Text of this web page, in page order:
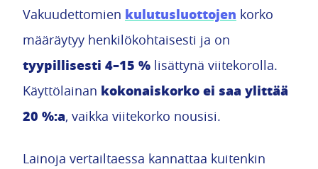
Vakuudettomien kulutusluottojen korko
määräytyy henkilökohtaisesti ja on
tyypillisesti 4–15 % lisättynä viitekorolla.
Käyttölainan kokonaiskorko ei saa ylittää
20 %:a, vaikka viitekorko nousisi.
Lainoja vertailtaessa kannattaa kuitenkin